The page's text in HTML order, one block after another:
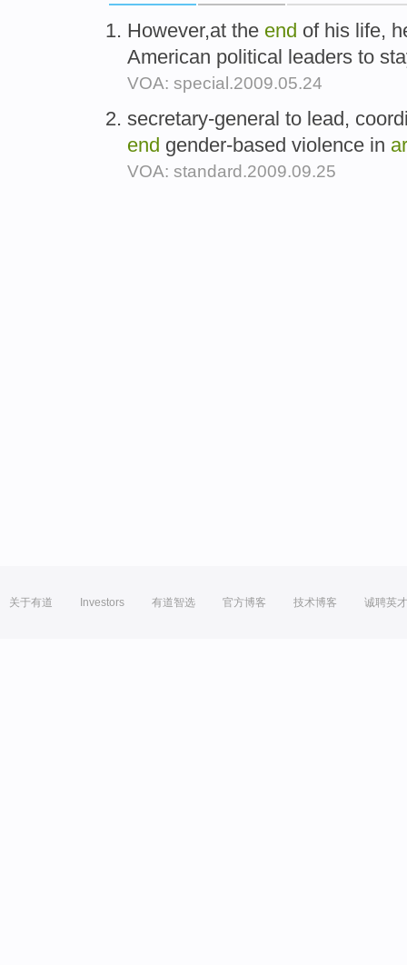
However,at the end of his life,
American political leaders to
VOA: special.2009.05.24
secretary-general to lead,
end gender-based violence in
VOA: standard.2009.09.25
关于有道 Investors 有道智选 官方博客 技术博客 诚聘英才